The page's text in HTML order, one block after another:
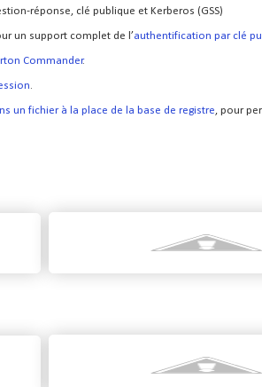
réponse, clé publique et Kerberos (GSS)
un support complet de l’authentification par clé
Commander.
un fichier à la place de la base de registre , pour